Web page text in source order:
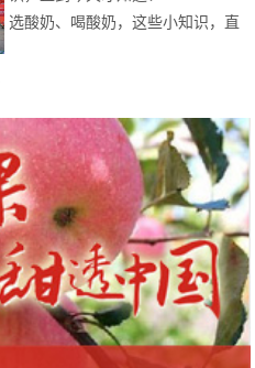
选酸奶、喝酸奶，这些小知识，直